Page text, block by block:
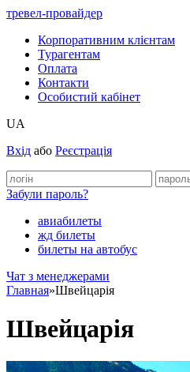
тревел-провайдер
Корпоративним клієнтам
Турагентам
Оплата
Контакти
Особистий кабінет
UA
Вхід або Реєстрація
Забули пароль?
авиабилеты
жд билеты
билеты на автобус
Чат з менеджерами
Главная»Швейцарія
Швейцарія